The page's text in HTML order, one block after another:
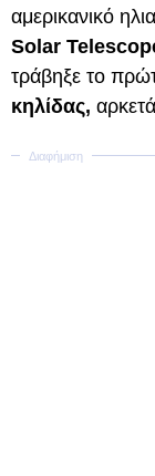
αμερικανικό
Solar
τράβηξε το
κηλίδας,